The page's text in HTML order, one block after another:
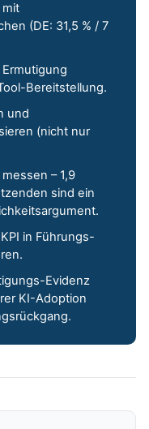
(DE: 31,5 % / 7
Bereitstellung.
und
(nicht nur
– 1,9
sind ein
in Führungs-
Evidenz
KI-Adoption